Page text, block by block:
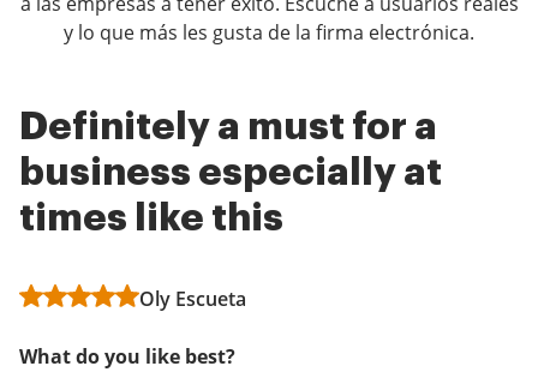
y lo que más les gusta de la firma electrónica.
Definitely a must for a
business especially at
times like this
Oly Escueta
What do you like best?
Amazing Stuff For My
Business
What do you like best?
Easy to use, keeps track of everything. Very reliable
Most frequently used
software we use
What do you like best?
airSlate SignNow integrates flawlessly with my PC and